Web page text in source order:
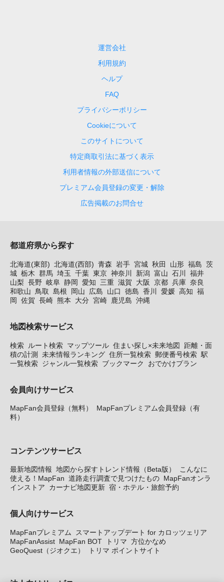
運営会社
利用規約
ヘルプ
FAQ
プライバシーポリシー
Cookieについて
このサイトについて
特定商取引法に基づく表示
利用者情報の外部送信について
プレミアム会員登録の変更・解除
広告掲載のお問合せ
都道府県から探す
北海道(東部) 北海道(西部) 青森 岩手 宮城 秋田 山形 福島 茨
城 栃木 群馬 埼玉 千葉 東京 神奈川 新潟 富山 石川
福井
山梨 長野 岐阜 静岡 愛知 三重 滋賀 大阪 京都 兵庫 奈良
和歌山
鳥取 島根 岡山 広島 山口 徳島 香川 愛媛 高知 福
岡
佐賀 長崎 熊本 大分 宮崎 鹿児島 沖縄
地図検索サービス
検索 ルート検索 マップツール 住まい探し×未来地図
距離・面
積の計測 未来情報ランキング 住所一覧検索 郵便番号検索 駅
一覧検索 ジャンル一覧検索 ブックマーク おでかけプラン
会員向けサービス
MapFan会員登録（無料）
MapFanプレミアム会員登録（有
料）
コンテンツサービス
最新地図情報 地図から探すトレンド情報（Beta版）
こんなに
使える！MapFan 道路走行調査で見つけたもの MapFanオンラ
インストア
カーナビ地図更新 宿・ホテル・旅館予約
個人向けサービス
MapFanプレミアム
スマートアップデート for カロッツェリア
MapFanAssist MapFan BOT トリマ 方位かなめ
GeoQuest（ジオクエ）
トリマ ポイントサイト